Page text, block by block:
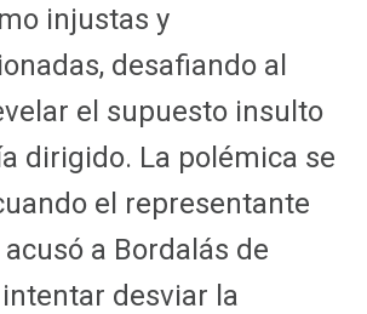
injustas y
desafiando al
el supuesto insulto
dirigido. La polémica se
el representante
a Bordalás de
desviar la